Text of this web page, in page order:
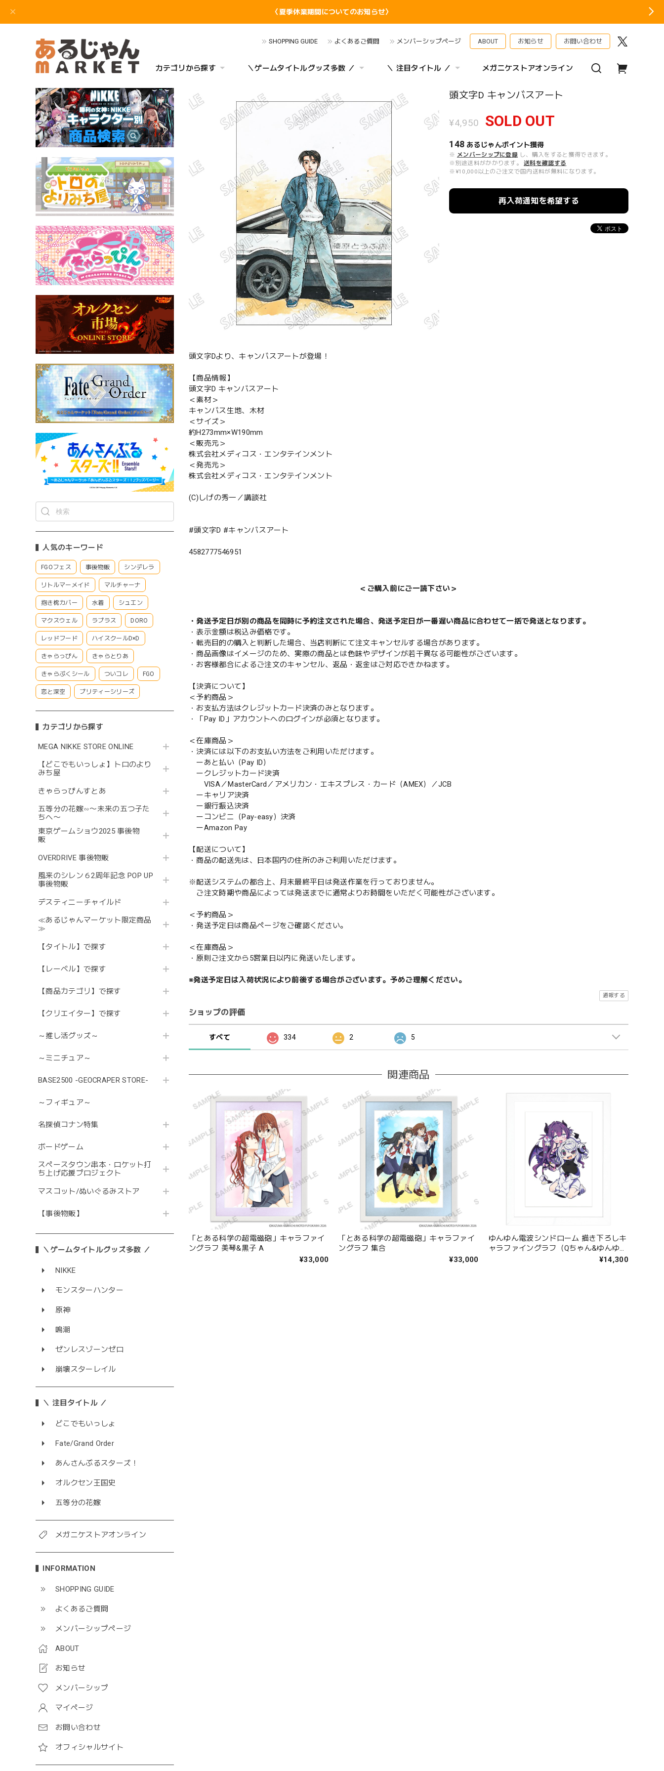
〈夏季休業期間についてのお知らせ〉
SHOPPING GUIDE よくあるご質問 メンバーシップページ ABOUT お知らせ お問い合わせ
カテゴリから探す ＼ゲームタイトルグッズ多数 ／ ＼ 注目タイトル ／ メガニケストアオンライン
人気のキーワード
FGOフェス 事後物販 シンデレラ
リトルマーメイド マルチャーナ
抱き枕カバー 水着 シュエン
マクスウェル ラプラス DORO
レッドフード ハイスクールD×D
きゃらっぴん きゃらとりあ
きゃらぷくシール ついコレ FGO
恋と深空 プリティーシリーズ
カテゴリから探す
MEGA NIKKE STORE ONLINE
【どこでもいっしょ】トロのより
みち屋
きゃらっぴんすとあ
五等分の花嫁∽〜未来の五つ子た
ちへ〜
東京ゲームショウ2025 事後物
販
OVERDRIVE 事後物販
風来のシレン６2周年記念 POP UP
事後物販
デスティニーチャイルド
≪あるじゃんマーケット限定商品
≫
【タイトル】で探す
【レーベル】で探す
【商品カテゴリ】で探す
【クリエイター】で探す
～推し活グッズ～
～ミニチュア～
BASE2500 -GEOCRAPER STORE-
～フィギュア～
名探偵コナン特集
ボードゲーム
スペースタウン串本・ロケット打
ち上げ応援プロジェクト
マスコット/ぬいぐるみストア
【事後物販】
＼ゲームタイトルグッズ多数 ／
NIKKE
モンスターハンター
原神
鳴潮
ゼンレスゾーンゼロ
崩壊スターレイル
＼ 注目タイトル ／
どこでもいっしょ
Fate/Grand Order
あんさんぶるスターズ！
オルクセン王国史
五等分の花嫁
メガニケストアオンライン
INFORMATION
SHOPPING GUIDE
よくあるご質問
メンバーシップページ
ABOUT
お知らせ
メンバーシップ
マイページ
お問い合わせ
オフィシャルサイト
頭文字D キャンバスアート
¥4,950 SOLD OUT
148 あるじゃんポイント獲得
※ メンバーシップに登録 し、購入をすると獲得できます。
※別途送料がかかります。
送料を確認する
※¥10,000以上のご注文で国内送料が無料になります。
再入荷通知を希望する
頭文字Dより、キャンバスアートが登場！
【商品情報】
頭文字D キャンバスアート
＜素材＞
キャンバス生地、木材
＜サイズ＞
約H273mm×W190mm
＜販売元＞
株式会社メディコス・エンタテインメント
＜発売元＞
株式会社メディコス・エンタテインメント
(C)しげの秀一／講談社
#頭文字D #キャンバスアート
4582777546951
＜ご購入前にご一読下さい＞
・発送予定日が別の商品を同時に予約注文された場合、発送予定日が一番遅い商品に合わせて一括で発送となります。
・表示金額は税込み価格です。
・転売目的の購入と判断した場合、当店判断にて注文キャンセルする場合があります。
・商品画像はイメージのため、実際の商品とは色味やデザインが若干異なる可能性がございます。
・お客様都合によるご注文のキャンセル、返品・返金はご対応できかねます。
【決済について】
＜予約商品＞
・お支払方法はクレジットカード決済のみとなります。
・「Pay ID」アカウントへのログインが必須となります。
＜在庫商品＞
・決済には以下のお支払い方法をご利用いただけます。
ーあと払い（Pay ID）
ークレジットカード決済
VISA／MasterCard／アメリカン・エキスプレス・カード（AMEX）／JCB
ーキャリア決済
ー銀行振込決済
ーコンビニ（Pay-easy）決済
ーAmazon Pay
【配送について】
・商品の配送先は、日本国内の住所のみご利用いただけます。
※配送システムの都合上、月末最終平日は発送作業を行っておりません。
ご注文時期や商品によっては発送までに通常よりお時間をいただく可能性がございます。
＜予約商品＞
・発送予定日は商品ページをご確認ください。
＜在庫商品＞
・原則ご注文から5営業日以内に発送いたします。
※発送予定日は入荷状況により前後する場合がございます。予めご理解ください。
通報する
ショップの評価
すべて 334 2 5
関連商品
「とある科学の超電磁砲」キャラファイ
ングラフ 美琴&黒子 A
¥33,000
「とある科学の超電磁砲」キャラファイ
ングラフ 集合
¥33,000
ゆんゆん電波シンドローム 描き下ろしキ
ャラファイングラフ（Qちゃん&ゆんゆ
¥14,300